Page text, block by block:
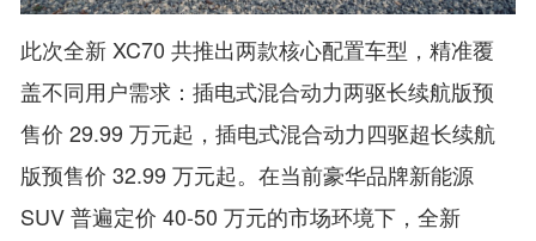
此次全新 XC70 共推出两款核心配置车型，精准覆
盖不同用户需求：插电式混合动力两驱长续航版预
售价 29.99 万元起，插电式混合动力四驱超长续航
版预售价 32.99 万元起。在当前豪华品牌新能源
SUV 普遍定价 40-50 万元的市场环境下，全新